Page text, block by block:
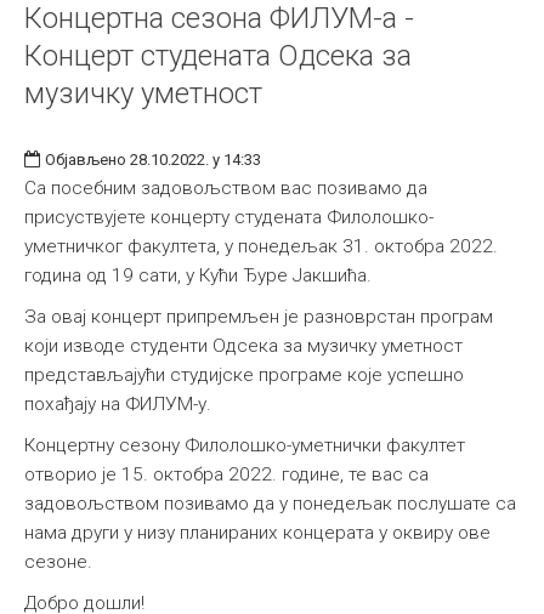
Концертна сезона ФИЛУМ-а -
Концерт студената Одсека за
музичку уметност
Објављено 28.10.2022. у 14:33
Са посебним задовољством вас позивамо да
присуствујете концерту студената Филолошко-
уметничког факултета, у понедељак 31. октобра 2022.
година од 19 сати, у Кући Ђуре Јакшића.
За овај концерт припремљен је разноврстан програм
који изводе студенти Одсека за музичку уметност
представљајући студијске програме које успешно
похађају на ФИЛУМ-у.
Концертну сезону Филолошко-уметнички факултет
отворио је 15. октобра 2022. године, те вас са
задовољством позивамо да у понедељак послушате са
нама други у низу планираних концерата у оквиру ове
сезоне.
Добро дошли!